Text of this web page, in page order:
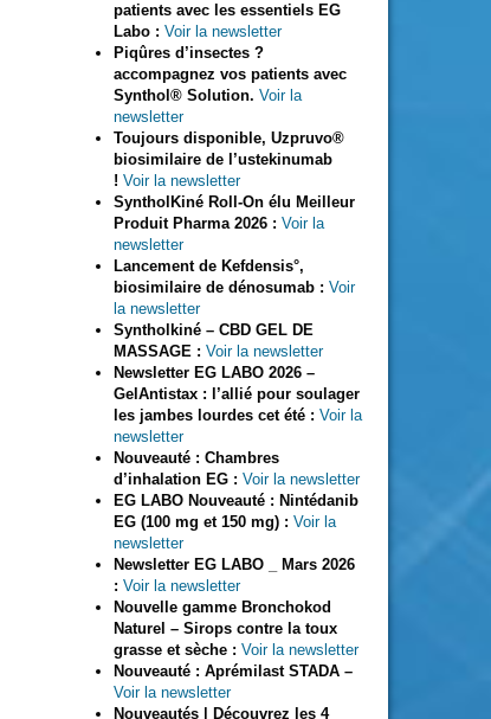
patients avec les essentiels EG
Labo : Voir la newsletter
Piqûres d’insectes ?
accompagnez vos patients avec
Synthol® Solution. Voir la
newsletter
Toujours disponible, Uzpruvo®
biosimilaire de l’ustekinumab
! Voir la newsletter
SyntholKiné Roll-On élu Meilleur
Produit Pharma 2026 : Voir la
newsletter
Lancement de Kefdensis°,
biosimilaire de dénosumab : Voir
la newsletter
Syntholkiné – CBD GEL DE
MASSAGE : Voir la newsletter
Newsletter EG LABO 2026 –
GelAntistax : l’allié pour soulager
les jambes lourdes cet été : Voir la
newsletter
Nouveauté : Chambres
d’inhalation EG : Voir la newsletter
EG LABO Nouveauté : Nintédanib
EG (100 mg et 150 mg) : Voir la
newsletter
Newsletter EG LABO _ Mars 2026
: Voir la newsletter
Nouvelle gamme Bronchokod
Naturel – Sirops contre la toux
grasse et sèche : Voir la newsletter
Nouveauté : Aprémilast STADA –
Voir la newsletter
Nouveautés | Découvrez les 4